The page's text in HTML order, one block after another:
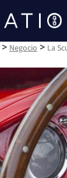
> Negocio > La